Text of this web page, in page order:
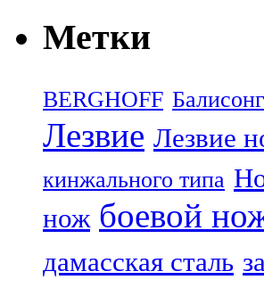
Метки
BERGHOFF Балисонг
Лезвие Лезвие
кинжального типа
нож боевой
дамасская сталь